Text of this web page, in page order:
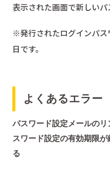
表示された画面で新しいパ
※発行されたログインパ
日です。
よくあるエラー
パスワード設定メールの
スワード設定の有効期限
る